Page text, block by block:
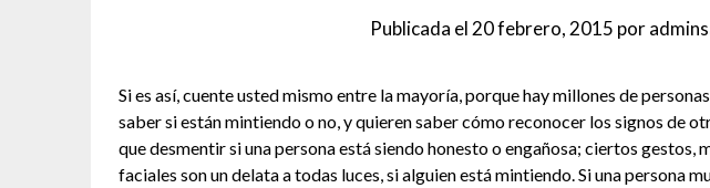
Publicada el 20 febrero, 2015 por
Si es así, cuente usted mismo entre la mayoría, porque hay millones de
saber si están mintiendo o no, y quieren saber cómo reconocer los signos de
que desmentir si una persona está siendo honesto o engañosa; ciertos gestos,
faciales son un delata a todas luces, si alguien está mintiendo. Si una persona